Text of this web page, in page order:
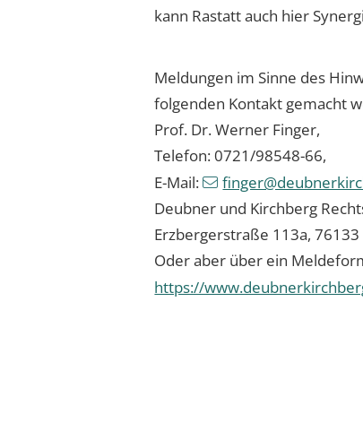
kann Rastatt auch hier
Meldungen im Sinne des
folgenden Kontakt gemacht
Prof. Dr. Werner Finger,
Telefon: 0721/98548-66,
E-Mail:
Deubner und Kirchberg
Erzbergerstraße 113a,
Oder aber über ein
https://